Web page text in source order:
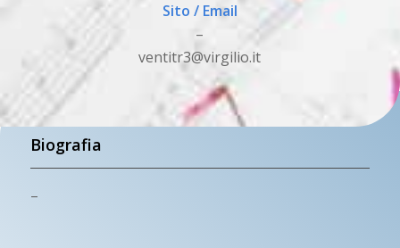
Sito / Email
–
ventitr3@virgilio.it
Biografia
–